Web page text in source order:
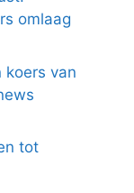
omlaag
koers van
tot